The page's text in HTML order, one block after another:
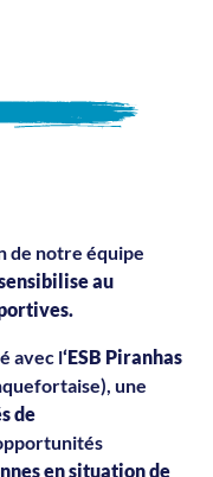
de notre équipe
au
avec l‘ESB Piranhas
une
de
en situation de